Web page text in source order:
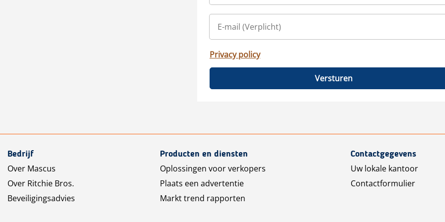
Privacy policy
Versturen
Bedrijf
Over Mascus
Over Ritchie Bros.
Beveiligingsadvies
Producten en diensten
Oplossingen voor verkopers
Plaats een advertentie
Markt trend rapporten
Contactgegevens
Uw lokale kantoor
Contactformulier